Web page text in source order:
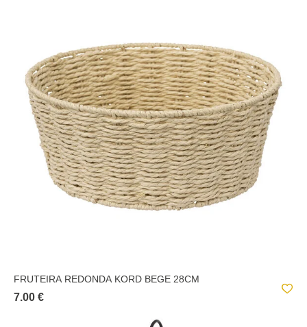
FRUTEIRA REDONDA KORD BEGE 28CM
7.00 €